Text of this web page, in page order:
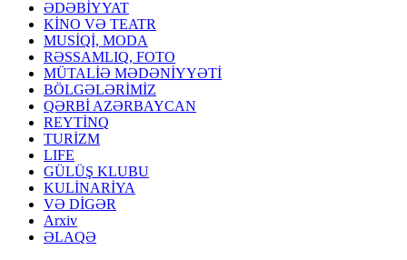
ƏDƏBİYYAT
KİNO VƏ TEATR
MUSİQİ, MODA
RƏSSAMLIQ, FOTO
MÜTALİƏ MƏDƏNİYYƏTİ
BÖLGƏLƏRİMİZ
QƏRBİ AZƏRBAYCAN
REYTİNQ
TURİZM
LIFE
GÜLÜŞ KLUBU
KULİNARİYA
VƏ DİGƏR
Arxiv
ƏLAQƏ